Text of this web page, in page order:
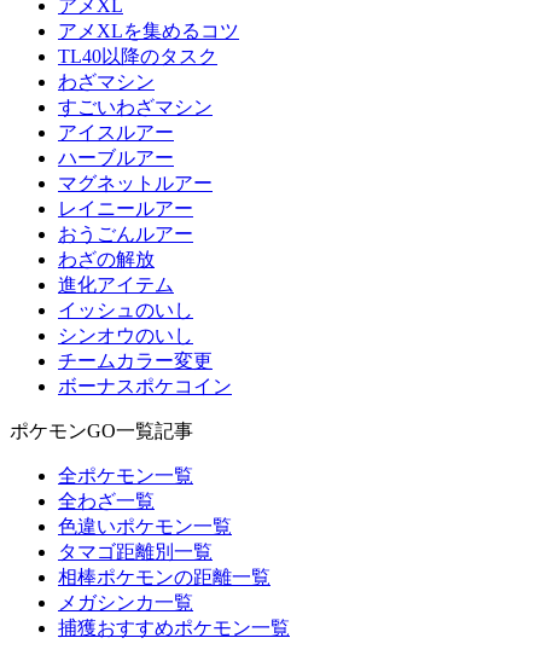
アメXL
アメXLを集めるコツ
TL40以降のタスク
わざマシン
すごいわざマシン
アイスルアー
ハーブルアー
マグネットルアー
レイニールアー
おうごんルアー
わざの解放
進化アイテム
イッシュのいし
シンオウのいし
チームカラー変更
ボーナスポケコイン
ポケモンGO一覧記事
全ポケモン一覧
全わざ一覧
色違いポケモン一覧
タマゴ距離別一覧
相棒ポケモンの距離一覧
メガシンカ一覧
捕獲おすすめポケモン一覧